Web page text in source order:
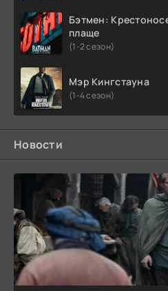
Бэтмен:
плаще
(1-2 сезон)
Мэр Кингстауна
(1-4 сезон)
Новости